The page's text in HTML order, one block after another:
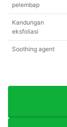
pelembap
Kandungan
eksfoliasi
Soothing agent